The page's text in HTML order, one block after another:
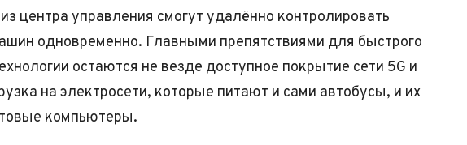
центра управления смогут удалённо контролировать
одновременно. Главными препятствиями для быстрого
остаются не везде доступное покрытие сети 5G и
на электросети, которые питают и сами автобусы, и их
компьютеры.